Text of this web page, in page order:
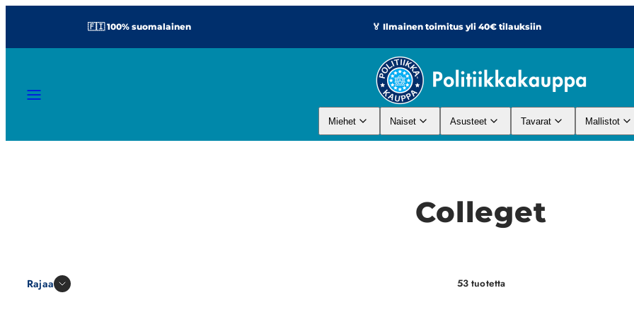
🇫🇮 100% suomalainen 🏅 Ilmainen toimitus yli 40€ tilauksiin
Miehet Naiset Asusteet Tavarat Mallistot
Colleget
53 tuotetta
Rajaa